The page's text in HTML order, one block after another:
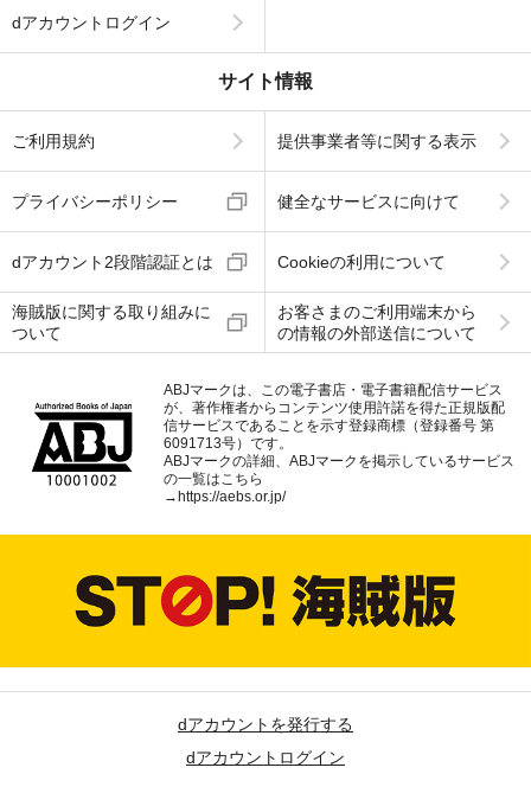
dアカウントログイン
サイト情報
ご利用規約 提供事業者等に関する表示
プライバシーポリシー 健全なサービスに向けて
dアカウント2段階認証とは Cookieの利用について
海賊版に関する取り組みに
ついて
お客さまのご利用端末から
の情報の外部送信について
ABJマークは、この電子書店・電子書籍配信サービス
が、著作権者からコンテンツ使用許諾を得た正規版配
信サービスであることを示す登録商標（登録番号 第
6091713号）です。
ABJマークの詳細、ABJマークを掲示しているサービス
の一覧はこちら
→ https://aebs.or.jp/
dアカウントを発行する
dアカウントログイン